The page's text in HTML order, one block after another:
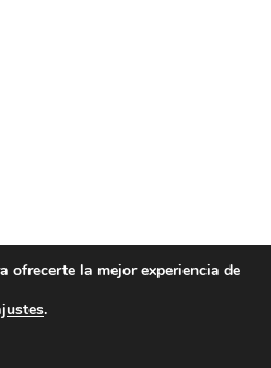
ofrecerte la mejor experiencia de
.